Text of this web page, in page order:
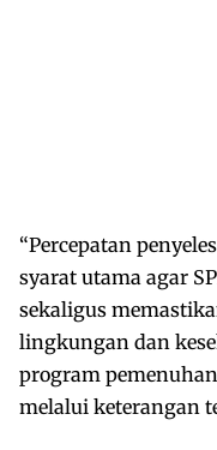
“Percepatan
syarat utama agar
sekaligus
lingkungan dan
program
melalui keterangan